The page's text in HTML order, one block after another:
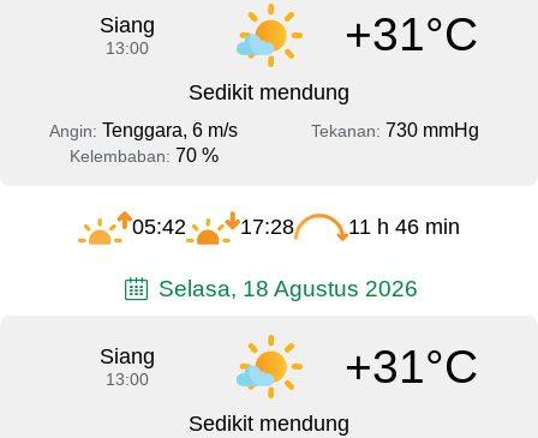
Siang
13:00 +31°C
Sedikit mendung
Angin: Tenggara, 6 m/s Tekanan: 730 mmHg
Kelembaban: 70 %
05:42 17:28 11 h 46 min
Selasa, 18 Agustus 2026
Siang
13:00 +31°C
Sedikit mendung